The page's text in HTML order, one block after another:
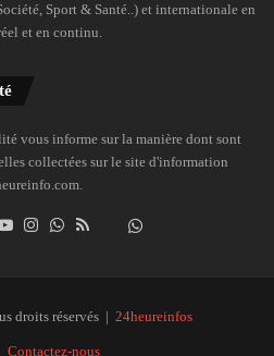
Sport & Santé..) et internationale en
et en continu.
vous informe sur la manière dont sont
collectées sur le site d'information
YouTubeInstagramWhatsAppDailymotion
droits réservés | 24heureinfos
Contactez-nous